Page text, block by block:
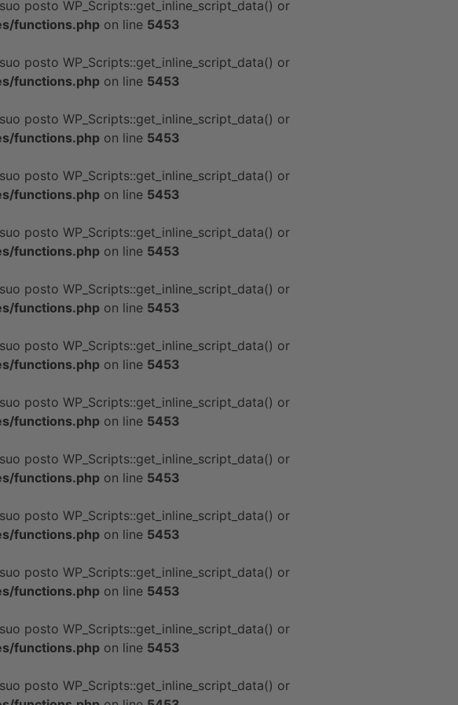
posto WP_Scripts::get_inline_script_data() or
functions.php on line 5453
posto WP_Scripts::get_inline_script_data() or
functions.php on line 5453
posto WP_Scripts::get_inline_script_data() or
functions.php on line 5453
posto WP_Scripts::get_inline_script_data() or
functions.php on line 5453
posto WP_Scripts::get_inline_script_data() or
functions.php on line 5453
posto WP_Scripts::get_inline_script_data() or
functions.php on line 5453
posto WP_Scripts::get_inline_script_data() or
functions.php on line 5453
posto WP_Scripts::get_inline_script_data() or
functions.php on line 5453
posto WP_Scripts::get_inline_script_data() or
functions.php on line 5453
posto WP_Scripts::get_inline_script_data() or
functions.php on line 5453
posto WP_Scripts::get_inline_script_data() or
functions.php on line 5453
posto WP_Scripts::get_inline_script_data() or
functions.php on line 5453
posto WP_Scripts::get_inline_script_data() or